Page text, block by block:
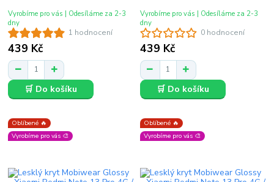
1 hodnocení
439 Kč
Vyrobíme pro vás | Odesíláme za 2-3
dny
🛒 Do košíku
0 hodnocení
439 Kč
Vyrobíme pro vás | Odesíláme za 2-3
dny
🛒 Do košíku
Oblíbené 🔥
Vyrobíme pro vás 🎨
Oblíbené 🔥
Vyrobíme pro vás 🎨